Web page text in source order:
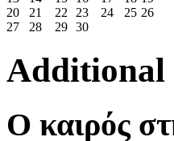
20
21 22 23 24 25 26
27
28 29 30
Ο καιρός